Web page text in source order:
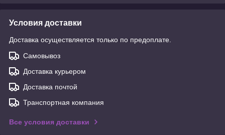
Условия доставки
Доставка осуществляется только по предоплате.
Самовывоз
Доставка курьером
Доставка почтой
Транспортная компания
Все условия доставки